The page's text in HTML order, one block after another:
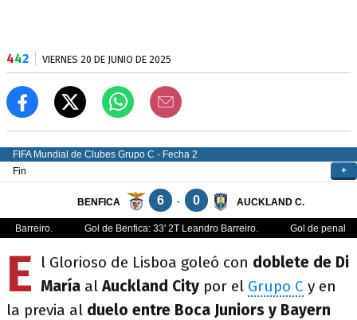
442 VIERNES 20 DE JUNIO DE 2025
E l Glorioso de Lisboa goleó con doblete de Di
María alAuckland City por el Grupo C y en
la previa al duelo entre Boca Juniors y Bayern